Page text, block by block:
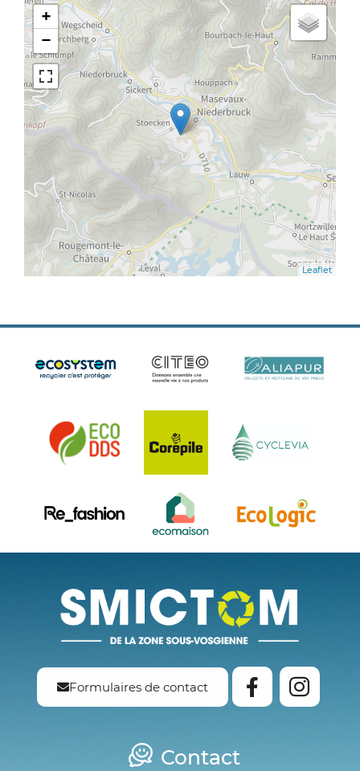
+
−
Leaflet
Formulaires de contact
Contact